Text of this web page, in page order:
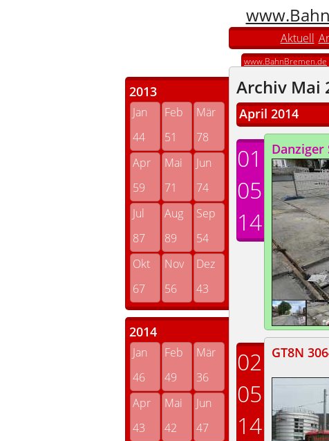
Aktuell
2013
Jan Feb
Mär
44
51
78
Apr
Mai
Jun
59
71
74
Jul
Aug
Sep
87
89
54
Okt
Nov
Dez
67
56 43
2014
Jan Feb
Mär
46
49
36
Apr
Mai
Jun
43
42
47
www.BahnBremen.de
Archiv Mai
April 2014
01
05
14
Danziger
02
05
14
GT8N